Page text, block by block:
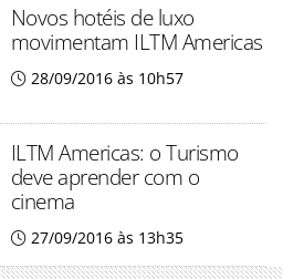
Novos hotéis de luxo
movimentam ILTM Americas
28/09/2016 às 10h57
ILTM Americas: o Turismo
deve aprender com o
cinema
27/09/2016 às 13h35